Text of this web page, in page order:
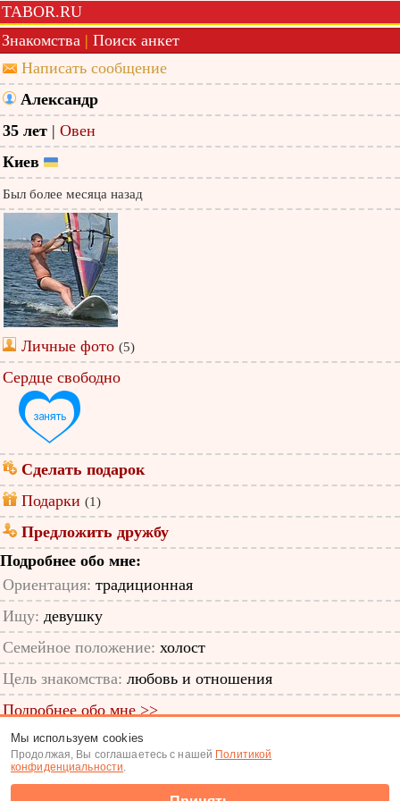
TABOR.RU
Знакомства | Поиск анкет
Написать сообщение
Александр
35 лет | Овен
Киев
Был более месяца назад
Личные фото (5)
Сердце свободно
Сделать подарок
Подарки (1)
Предложить дружбу
Подробнее обо мне:
Ориентация: традиционная
Ищу: девушку
Семейное положение: холост
Цель знакомства: любовь и отношения
Подробнее обо мне >>
ID анкеты: 11818599
Знакомства|Поиск анкет
Мы используем cookies
Продолжая, Вы соглашаетесь с нашей Политикой
конфиденциальности.